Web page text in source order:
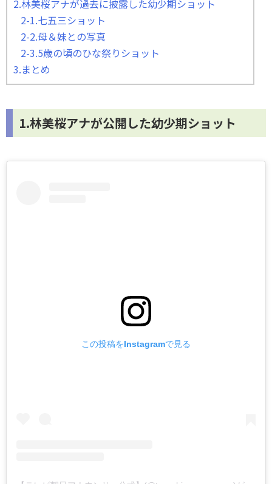
2.林美桜アナが過去に披露した幼少期ショット
2-1.七五三ショット
2-2.母＆妹との写真
2-3.5歳の頃のひな祭りショット
3.まとめ
1.林美桜アナが公開した幼少期ショット
この投稿をInstagramで見る